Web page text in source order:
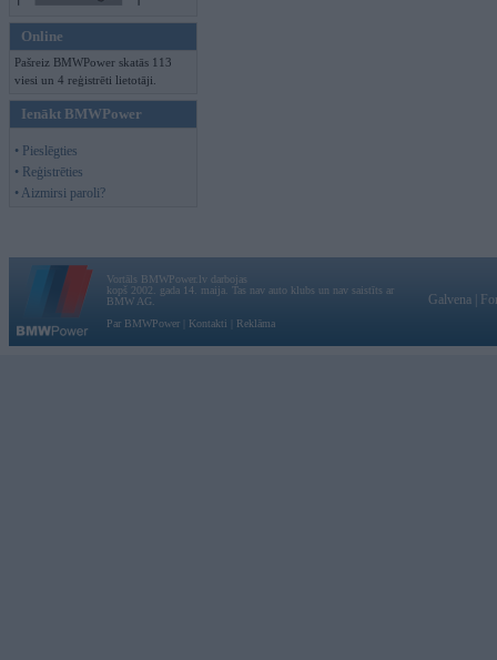
Online
Pašreiz BMWPower skatās 113
viesi un 4 reģistrēti lietotāji.
Ienākt BMWPower
• Pieslēgties
• Reģistrēties
• Aizmirsi paroli?
Vortāls BMWPower.lv darbojas
kopš 2002. gada 14. maija. Tas nav auto klubs un nav saistīts ar
BMW AG.
Par BMWPower
Kontakti Reklāma
Galvena